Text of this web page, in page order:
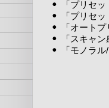
「プリセ
「プリセ
「オート
「スキャ
「モノラ